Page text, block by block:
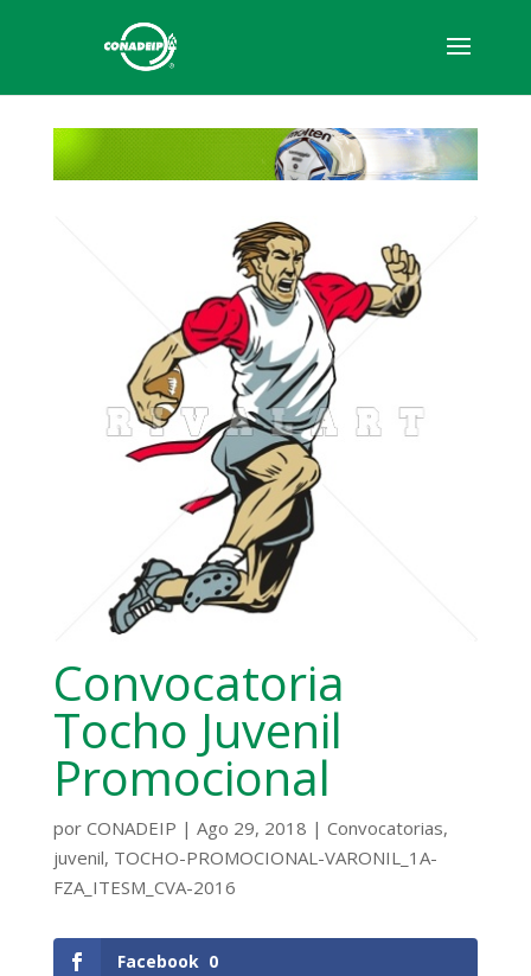
Convocatoria
Tocho Juvenil
Promocional
por CONADEIP | Ago 29, 2018 | Convocatorias,
juvenil, TOCHO-PROMOCIONAL-VARONIL_1A-
FZA_ITESM_CVA-2016
Facebook 0